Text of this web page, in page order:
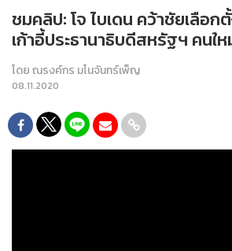
ชมคลิป: โจ ไบเดน คว้าชัยเลือก
เก้าอี้ประธานาธิบดีสหรัฐฯ คนใ
โดยณรงค์กร มโนจันทร์เพ็ญ
08.11.2020